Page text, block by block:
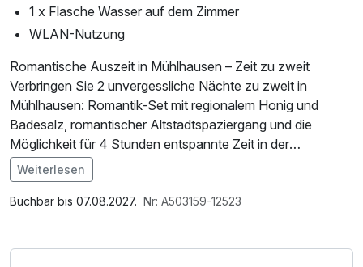
1 x Flasche Wasser auf dem Zimmer
WLAN-Nutzung
Romantische Auszeit in Mühlhausen – Zeit zu zweit
Verbringen Sie 2 unvergessliche Nächte zu zweit in
Mühlhausen: Romantik-Set mit regionalem Honig und
Badesalz, romantischer Altstadtspaziergang und die
Möglichkeit für 4 Stunden entspannte Zeit in der
Thüringentherme zu verbringen. Perfekt für Paare, die
gemeinsame Zeit lieben.
Weiterlesen
Buchbar bis 07.08.2027. Nr: A503159-12523